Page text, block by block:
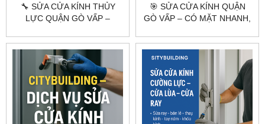
🔧 SỬA CỬA KÍNH THỦY
LỰC QUẬN GÒ VẤP –
NHANH
🎯 SỬA CỬA KÍNH QUẬN
GÒ VẤP – CÓ MẶT NHANH,